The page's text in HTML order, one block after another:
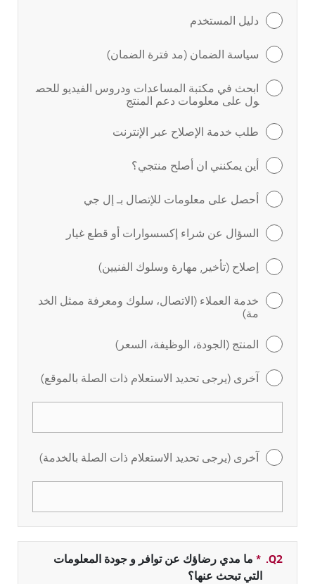
دليل المستخدم
سياسة الضمان (مد فترة الضمان)
ابحث في مكتبة المساعدات ودروس الفيديو للحص
ول على معلومات دعم المنتج
طلب خدمة الإصلاح عبر الإنترنت
أين يمكنني ان أصلح منتجي؟
أحصل على معلومات للإتصال بـ إل جي
السؤال عن شراء إكسسوارات أو قطع غيار
إصلاح (تأخير, مهارة وسلوك الفنيين)
خدمة العملاء (الاتصال، سلوك ومعرفة ممثل الخد
مة)
المنتج (الجودة، الوظيفة، السعر)
آخرى (يرجى تحديد الاستعلام ذات الصلة بالموقع)
آخرى (يرجى تحديد الاستعلام ذات الصلة بالخدمة)
Q2.
* حقل مطلوب
ما مدي رضاؤك عن توافر و جودة المعلومات
التي تبحث عنها؟